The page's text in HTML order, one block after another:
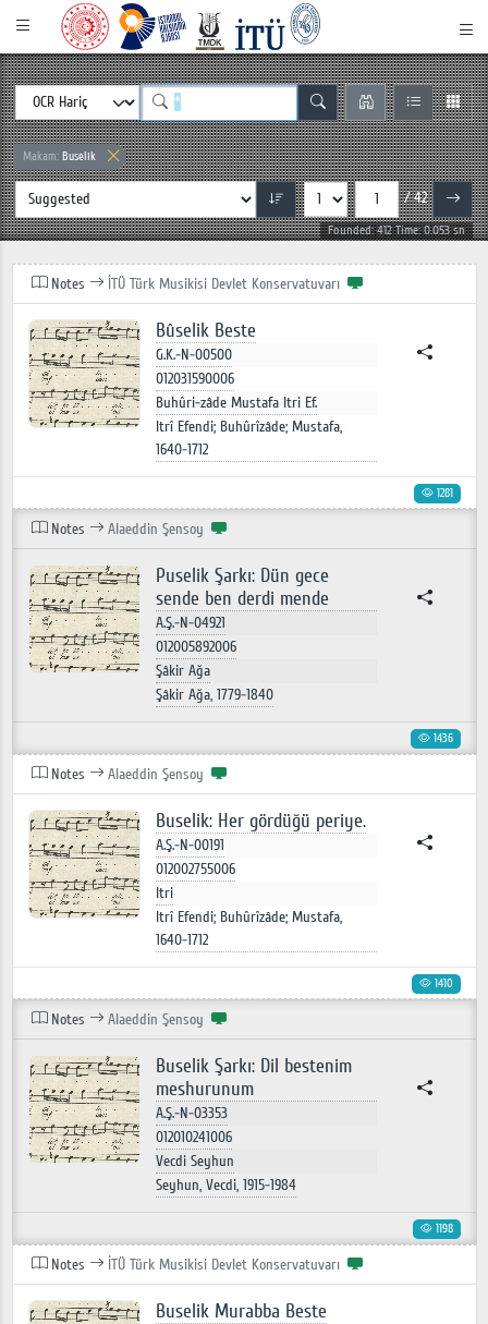
Makam: Buselik
/ 42
Founded: 412 Time: 0.053 sn
Notes İTÜ Türk Musikisi Devlet Konservatuvarı
Bûselik Beste
G.K.-N-00500
012031590006
Buhûri-zâde Mustafa Itri Ef.
Itrî Efendi; Buhûrîzâde; Mustafa,
1640-1712
1281
Notes Alaeddin Şensoy
Puselik Şarkı: Dün gece
sende ben derdi mende
A.Ş.-N-04921
012005892006
Şâkir Ağa
Şâkir Ağa, 1779-1840
1436
Notes Alaeddin Şensoy
Buselik: Her gördüğü periye.
A.Ş.-N-00191
012002755006
Itri
Itrî Efendi; Buhûrîzâde; Mustafa,
1640-1712
1410
Notes Alaeddin Şensoy
Buselik Şarkı: Dil bestenim
meshurunum
A.Ş.-N-03353
012010241006
Vecdi Seyhun
Seyhun, Vecdi, 1915-1984
1198
Notes İTÜ Türk Musikisi Devlet Konservatuvarı
Buselik Murabba Beste